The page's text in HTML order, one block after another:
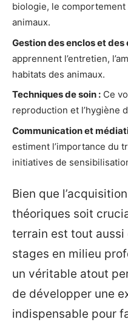
biologie, le comportement
animaux.
Gestion des enclos et des
apprennent l’entretien,
habitats des animaux.
Techniques de soin : Ce
reproduction et l’hygiène
Communication et
estiment l’importance du
initiatives de
Bien que
théoriques soit
terrain est tout aussi
stages en milieu
un véritable atout
de développer une
indispensable pour